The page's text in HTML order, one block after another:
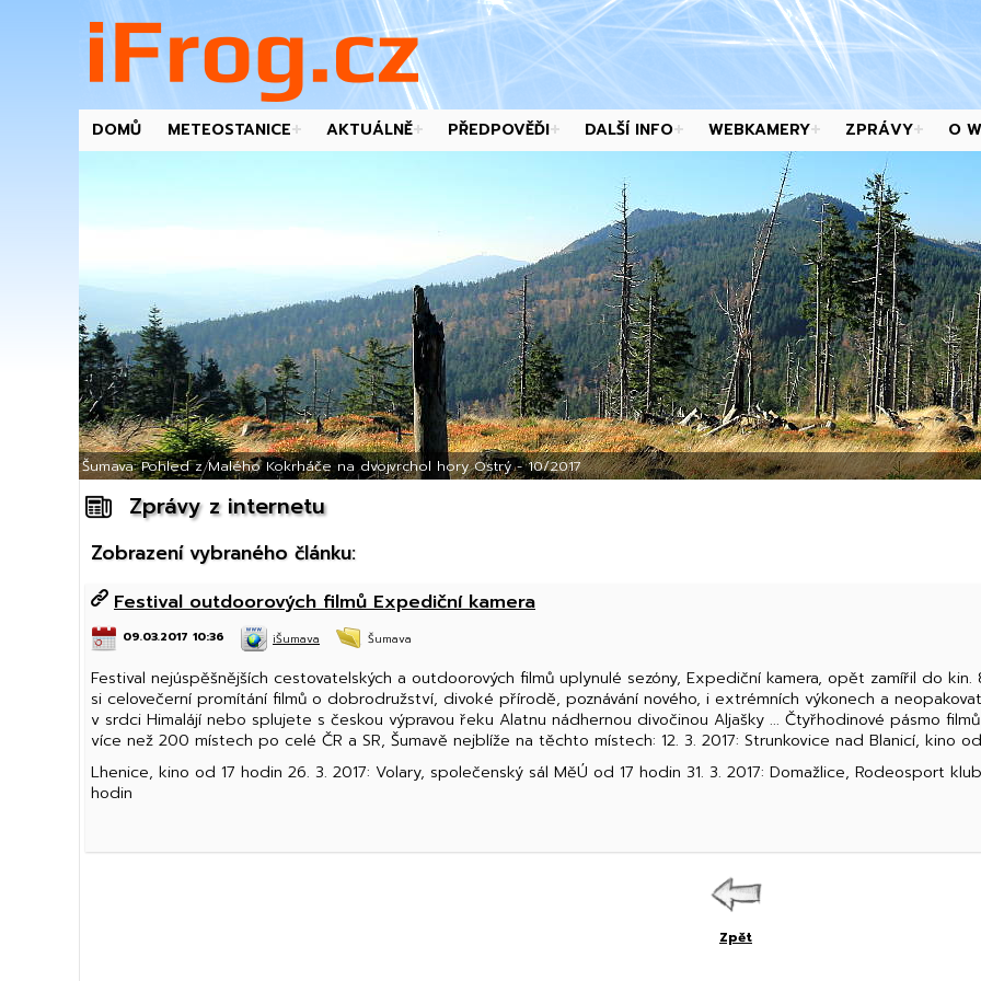
DOMŮ METEOSTANICE AKTUÁLNĚ PŘEDPOVĚĎI DALŠÍ INFO WEBKAMERY ZPRÁVY O
Šumava: Pohled z Malého Kokrháče na dvojvrchol hory Ostrý - 10/2017
Zprávy z internetu
Zobrazení vybraného článku:
Festival outdoorových filmů Expediční kamera
09.03.2017 10:36 iŠumava Šumava
Festival nejúspěšnějších cestovatelských a outdoorových filmů uplynulé sezóny, Expediční kamera, opět zamířil do
si celovečerní promítání filmů o dobrodružství, divoké přírodě, poznávání nového, i extrémních výkonech a
v srdci Himalájí nebo splujete s českou výpravou řeku Alatnu nádhernou divočinou Aljašky ... Čtyřhodinové pásmo
více než 200 místech po celé ČR a SR, Šumavě nejblíže na těchto místech: 12. 3. 2017: Strunkovice nad Blanicí, kino
Lhenice, kino od 17 hodin 26. 3. 2017: Volary, společenský sál MěÚ od 17 hodin 31. 3. 2017: Domažlice, Rodeosport
hodin
Zpět